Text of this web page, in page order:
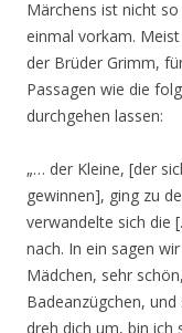
Märchens ist nicht
einmal vorkam.
der Brüder Grimm,
Passagen wie die
durchgehen lassen:
„… der Kleine, [der
gewinnen], ging zu
verwandelte sich die
nach. In ein sagen
Mädchen, sehr
Badeanzügchen, und
dreh dich um, bin ich